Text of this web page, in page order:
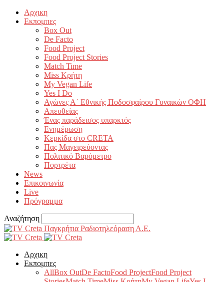
Αρχικη
Εκπομπες
Box Out
De Facto
Food Project
Food Project Stories
Match Time
Miss Κρήτη
My Vegan Life
Yes I Do
Αγώνες Α΄ Εθνικής Ποδοσφαίρου Γυναικών ΟΦΗ
Απευθείας
Ένας παράδεισος υπαρκτός
Ενημέρωση
Κερκίδα στο CRETA
Πας Μαγειρεύοντας
Πολιτικό Βαρόμετρο
Πορτρέτα
News
Επικοινωνία
Live
Πρόγραμμα
Αναζήτηση
Παγκρήτια Ραδιοτηλεόραση Α.Ε.
Αρχικη
Εκπομπες
AllBox OutDe FactoFood ProjectFood Project